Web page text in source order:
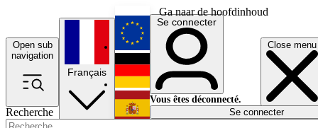
Ga naar de hoofdinhoud
Open sub
navigation
Close menu
Recherche
Français
English
Deutsch
Español
Se connecter
Vous êtes déconnecté.
Se connecter